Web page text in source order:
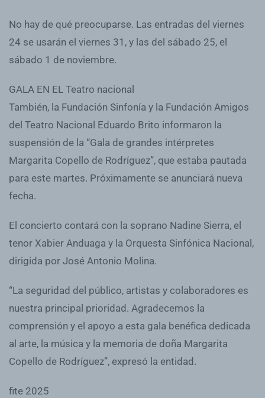
No hay de qué preocuparse. Las entradas del viernes
24 se usarán el viernes 31, y las del sábado 25, el
sábado 1 de noviembre.
GALA EN EL Teatro nacional
También, la Fundación Sinfonía y la Fundación Amigos
del Teatro Nacional Eduardo Brito informaron la
suspensión de la “Gala de grandes intérpretes
Margarita Copello de Rodríguez”, que estaba pautada
para este martes. Próximamente se anunciará nueva
fecha.
El concierto contará con la soprano Nadine Sierra, el
tenor Xabier Anduaga y la Orquesta Sinfónica Nacional,
dirigida por José Antonio Molina.
“La seguridad del público, artistas y colaboradores es
nuestra principal prioridad. Agradecemos la
comprensión y el apoyo a esta gala benéfica dedicada
al arte, la música y la memoria de doña Margarita
Copello de Rodríguez”, expresó la entidad.
fite 2025